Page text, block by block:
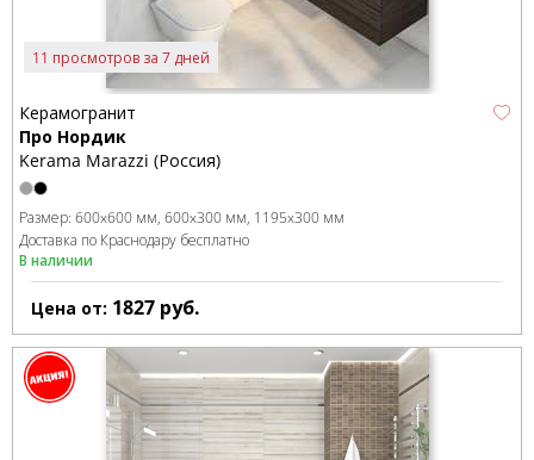
11 просмотров за 7 дней
Керамогранит
Про Нордик
Kerama Marazzi (Россия)
Размер: 600x600 мм 600x300 мм 1195x300 мм
Доставка по Краснодару бесплатно
В наличии
Цена от: 1827 руб.